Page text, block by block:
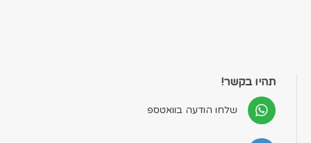
תהיו בקשר!
שלחו הודעה בוואטספ